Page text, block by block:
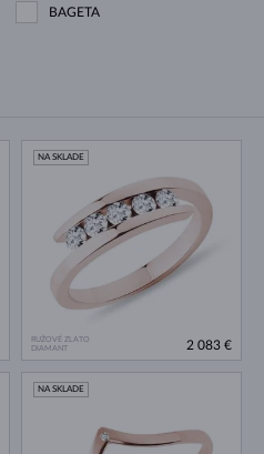
BAGETA
RUŽOVÉ ZLATO
DIAMANT
NA SKLADE
2 083 €
NA SKLADE